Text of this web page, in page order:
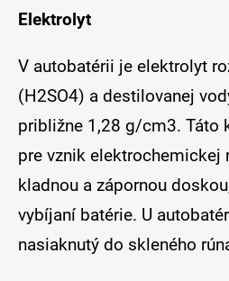
Elektrolyt
V autobatérii je elektrolyt
(H2SO4) a destilovanej
približne 1,28 g/cm3. Táto
pre vznik elektrochemickej
kladnou a zápornou
vybíjaní batérie. U
nasiaknutý do skleného